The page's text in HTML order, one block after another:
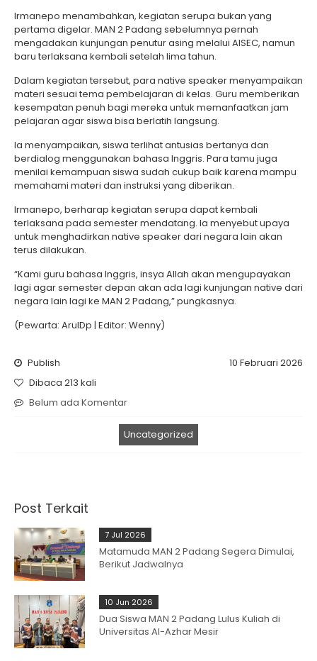
Irmanepo menambahkan, kegiatan serupa bukan yang
pertama digelar. MAN 2 Padang sebelumnya pernah
mengadakan kunjungan penutur asing melalui AISEC, namun
baru terlaksana kembali setelah lima tahun.
Dalam kegiatan tersebut, para native speaker menyampaikan
materi sesuai tema pembelajaran di kelas. Guru memberikan
kesempatan penuh bagi mereka untuk memanfaatkan jam
pelajaran agar siswa bisa berlatih langsung.
Ia menyampaikan, siswa terlihat antusias bertanya dan
berdialog menggunakan bahasa Inggris. Para tamu juga
menilai kemampuan siswa sudah cukup baik karena mampu
memahami materi dan instruksi yang diberikan.
Irmanepo, berharap kegiatan serupa dapat kembali
terlaksana pada semester mendatang. Ia menyebut upaya
untuk menghadirkan native speaker dari negara lain akan
terus dilakukan.
“Kami guru bahasa Inggris, insya Allah akan mengupayakan
lagi agar semester depan akan ada lagi kunjungan native dari
negara lain lagi ke MAN 2 Padang,” pungkasnya.
(Pewarta: ArulDp | Editor: Wenny)
Publish
10 Februari 2026
Dibaca 213 kali
Belum ada Komentar
Uncategorized
Post Terkait
7 Jul 2026
Matamuda MAN 2 Padang Segera Dimulai,
Berikut Jadwalnya
10 Jun 2026
Dua Siswa MAN 2 Padang Lulus Kuliah di
Universitas Al-Azhar Mesir